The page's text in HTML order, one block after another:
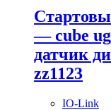
— cube
датчик
zz1123
IO-Link